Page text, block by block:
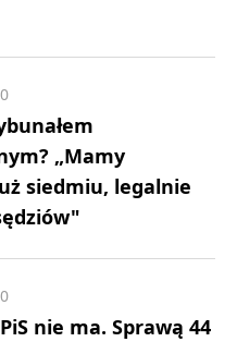
„Mamy
siedmiu, legalnie
nie ma. Sprawą 44